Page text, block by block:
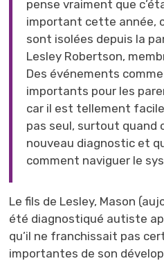
pense vraiment que
important cette année,
sont isolées depuis la
Lesley Robertson,
Des événements
importants pour les
car il est tellement facile
pas seul, surtout quand
nouveau diagnostic et
comment naviguer le
Le fils de Lesley, Mason
été diagnostiqué autiste
qu’il ne franchissait pas
importantes de son